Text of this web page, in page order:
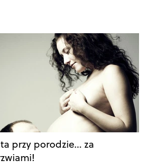
przy porodzie… za